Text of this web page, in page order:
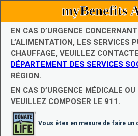
myBenefits
EN CAS D’URGENCE
L’ALIMENTATION, LES SERVICES
CHAUFFAGE, VEUILLEZ
DÉPARTEMENT DES SERVICES
RÉGION.
EN CAS D’URGENCE MÉDICALE
VEUILLEZ COMPOSER LE 911.
Vous êtes en mesure de faire un